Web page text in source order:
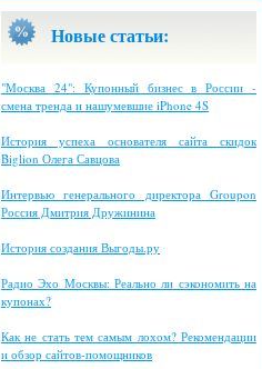
Новые статьи:
"Москва 24": Купонный бизнес в России -
смена тренда и нашумевшие iPhone 4S
История успеха основателя сайта скидок
Biglion Олега Савцова
Интервью генерального директора Groupon
Россия Дмитрия Дружинина
История создания Выгоды.ру
Радио Эхо Москвы: Реально ли сэкономить на
купонах?
Как не стать тем самым лохом? Рекомендации
и обзор сайтов-помощников